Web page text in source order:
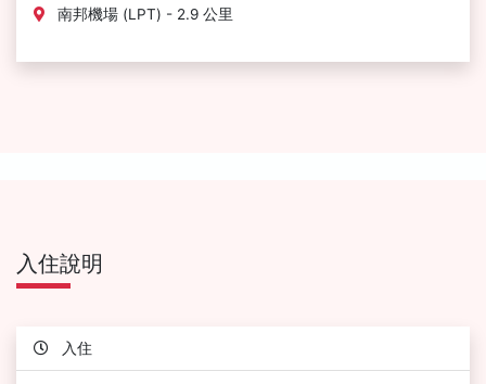
南邦機場 (LPT) - 2.9 公里
入住說明
入住